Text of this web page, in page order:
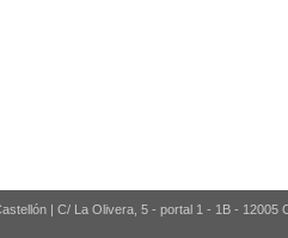
| C/ La Olivera, 5 - portal 1 - 1B - 12005